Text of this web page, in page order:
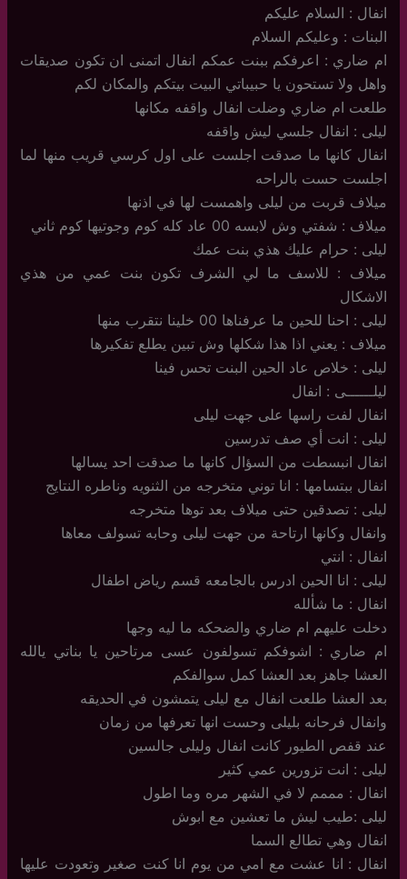
انفال : السلام عليكم
البنات : وعليكم السلام
ام ضاري : اعرفكم ببنت عمكم انفال اتمنى ان تكون صديقات
واهل ولا تستحون يا حبيباتي البيت بيتكم والمكان لكم
طلعت ام ضاري وضلت انفال واقفه مكانها
ليلى : انفال جلسي ليش واقفه
انفال كانها ما صدقت اجلست على اول كرسي قريب منها لما
اجلست حست بالراحه
ميلاف قربت من ليلى واهمست لها في اذنها
ميلاف : شفتي وش لابسه 00 عاد كله كوم وجوتيها كوم ثاني
ليلى : حرام عليك هذي بنت عمك
ميلاف : للاسف ما لي الشرف تكون بنت عمي من هذي
الاشكال
ليلى : احنا للحين ما عرفناها 00 خلينا نتقرب منها
ميلاف : يعني اذا هذا شكلها وش تبين يطلع تفكيرها
ليلى : خلاص عاد الحين البنت تحس فينا
ليلــــــى : انفال
انفال لفت راسها على جهت ليلى
ليلى : انت أي صف تدرسين
انفال انبسطت من السؤال كانها ما صدقت احد يسالها
انفال ببتسامها : انا توني متخرجه من الثنويه وناطره النتايج
ليلى : تصدقين حتى ميلاف بعد توها متخرجه
وانفال وكانها ارتاحة من جهت ليلى وحابه تسولف معاها
انفال : انتي
ليلى : انا الحين ادرس بالجامعه قسم رياض اطفال
انفال : ما شألله
دخلت عليهم ام ضاري والضحكه ما ليه وجها
ام ضاري : اشوفكم تسولفون عسى مرتاحين يا بناتي يالله
العشا جاهز بعد العشا كمل سوالفكم
بعد العشا طلعت انفال مع ليلى يتمشون في الحديقه
وانفال فرحانه بليلى وحست انها تعرفها من زمان
عند قفص الطيور كانت انفال وليلى جالسين
ليلى : انت تزورين عمي كثير
انفال : مممم لا في الشهر مره وما اطول
ليلى :طيب ليش ما تعشين مع ابوش
انفال وهي تطالع السما
انفال : انا عشت مع امي من يوم انا كنت صغير وتعودت عليها